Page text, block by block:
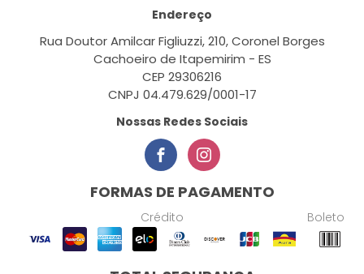
Endereço
Rua Doutor Amilcar Figliuzzi, 210, Coronel Borges
Cachoeiro de Itapemirim - ES
CEP 29306216
CNPJ 04.479.629/0001-17
Nossas Redes Sociais
FORMAS DE PAGAMENTO
Crédito Boleto